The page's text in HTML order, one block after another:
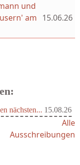
und
am 15.06.26
nächsten... 15.08.26
Alle
Ausschreibungen